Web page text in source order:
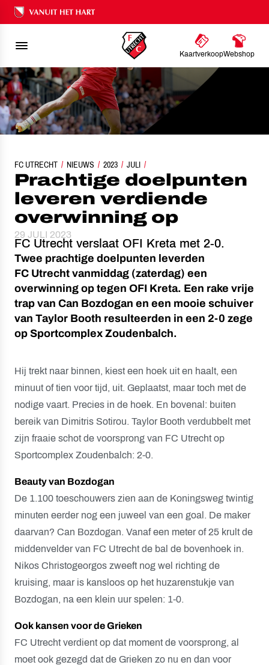
Ons nalatenschap
KaartverkoopWebshop
FC UTRECHT NIEUWS 2023 JULI
PRACHTIGE DOELPUNTEN LEVEREN VERDIENDE OVERWINNING OP
Prachtige doelpunten
leveren verdiende
overwinning op
29 JULI 2023
FC Utrecht verslaat OFI Kreta met 2-0.
Twee prachtige doelpunten leverden
FC Utrecht vanmiddag (zaterdag) een
overwinning op tegen OFI Kreta. Een rake vrije
trap van Can Bozdogan en een mooie schuiver
van Taylor Booth resulteerden in een 2-0 zege
op Sportcomplex Zoudenbalch.
Hij trekt naar binnen, kiest een hoek uit en haalt, een
minuut of tien voor tijd, uit. Geplaatst, maar toch met de
nodige vaart. Precies in de hoek. En bovenal: buiten
bereik van Dimitris Sotirou. Taylor Booth verdubbelt met
zijn fraaie schot de voorsprong van FC Utrecht op
Sportcomplex Zoudenbalch: 2-0.
Beauty van Bozdogan
De 1.100 toeschouwers zien aan de Koningsweg twintig
minuten eerder nog een juweel van een goal. De maker
daarvan? Can Bozdogan. Vanaf een meter of 25 krult de
middenvelder van FC Utrecht de bal de bovenhoek in.
Nikos Christogeorgos zweeft nog wel richting de
kruising, maar is kansloos op het huzarenstukje van
Bozdogan, na een klein uur spelen: 1-0.
Ook kansen voor de Grieken
FC Utrecht verdient op dat moment de voorsprong, al
moet ook gezegd dat de Grieken zo nu en dan voor